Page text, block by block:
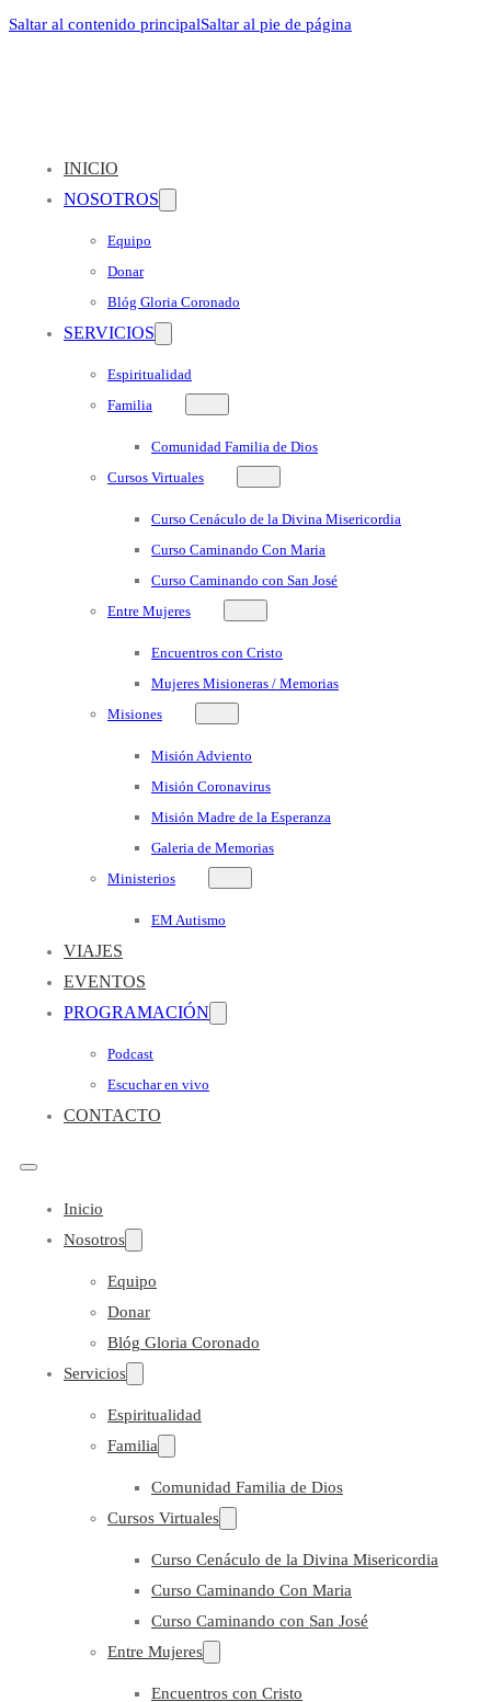
Saltar al contenido principalSaltar al pie de página
INICIO
NOSOTROS
Equipo
Donar
Blóg Gloria Coronado
SERVICIOS
Espiritualidad
Familia
Comunidad Familia de Dios
Cursos Virtuales
Curso Cenáculo de la Divina Misericordia
Curso Caminando Con Maria
Curso Caminando con San José
Entre Mujeres
Encuentros con Cristo
Mujeres Misioneras / Memorias
Misiones
Misión Adviento
Misión Coronavirus
Misión Madre de la Esperanza
Galeria de Memorias
Ministerios
EM Autismo
VIAJES
EVENTOS
PROGRAMACIÓN
Podcast
Escuchar en vivo
CONTACTO
Inicio
Nosotros
Equipo
Donar
Blóg Gloria Coronado
Servicios
Espiritualidad
Familia
Comunidad Familia de Dios
Cursos Virtuales
Curso Cenáculo de la Divina Misericordia
Curso Caminando Con Maria
Curso Caminando con San José
Entre Mujeres
Encuentros con Cristo